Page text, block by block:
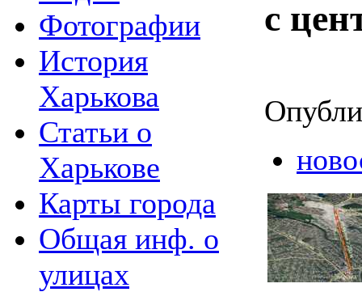
Фотографии
История
Харькова
Статьи о
Харькове
Карты города
Общая инф. о
улицах
с